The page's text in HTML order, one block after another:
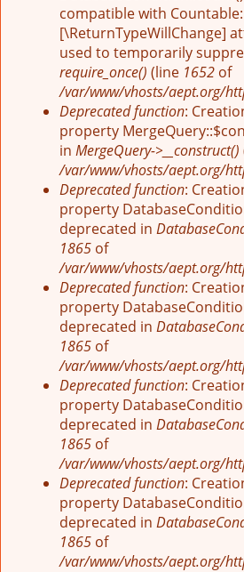
compatible with
[\ReturnTypeWillChange]
used to temporarily
require_once() (line 1652 of
/var/www/vhosts/aept.org/
Deprecated function:
property
in MergeQuery->__construct()
/var/www/vhosts/aept.org/
Deprecated function:
property
deprecated in
1865 of
/var/www/vhosts/aept.org/
Deprecated function:
property
deprecated in
1865 of
/var/www/vhosts/aept.org/
Deprecated function:
property
deprecated in
1865 of
/var/www/vhosts/aept.org/
Deprecated function:
property
deprecated in
1865 of
/var/www/vhosts/aept.org/